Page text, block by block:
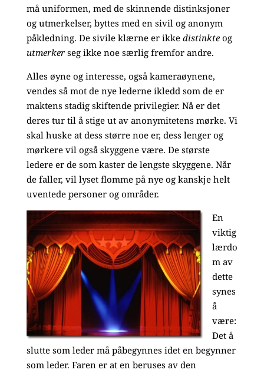
må uniformen, med de skinnende distinksjoner
og utmerkelser, byttes med en sivil og anonym
påkledning. De sivile klærne er ikke distinkteog
utmerker seg ikke noe særlig fremfor andre.
Alles øyne og interesse, også kameraøynene,
vendes så mot de nye lederne ikledd som de er
maktens stadig skiftende privilegier. Nå er det
deres tur til å stige ut av anonymitetens mørke. Vi
skal huske at dess større noe er, dess lenger og
mørkere vil også skyggene være. De største
ledere er de som kaster de lengste skyggene. Når
de faller, vil lyset flomme på nye og kanskje helt
uventede personer og områder.
En
viktig
lærdo
m av
dette
synes
å
være:
Det å
slutte som leder må påbegynnes idet en begynner
som leder. Faren er at en beruses av den